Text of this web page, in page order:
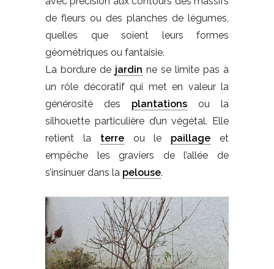
de fleurs ou des planches de légumes,
quelles que soient leurs formes
géométriques ou fantaisie.
La bordure de jardin ne se limite pas à
un rôle décoratif qui met en valeur la
générosité des plantations ou la
silhouette particulière d’un végétal. Elle
retient la terreou le paillage et
empêche les graviers de l’allée de
s’insinuer dans la pelouse.